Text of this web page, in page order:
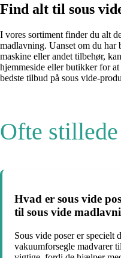
Find alt til sous
I vores sortiment finder du alt
madlavning. Uanset om du har
maskine eller andet tilbehør,
hjemmeside eller butikker for
bedste tilbud på sous vide-
Ofte
Hvad er sous vide
til sous vide
Sous vide poser er specielt
vakuumforsegle madvarer